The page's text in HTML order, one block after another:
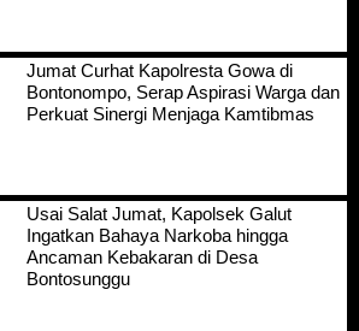
Jumat Curhat Kapolresta Gowa di
Bontonompo, Serap Aspirasi Warga dan
Perkuat Sinergi Menjaga Kamtibmas
Usai Salat Jumat, Kapolsek Galut
Ingatkan Bahaya Narkoba hingga
Ancaman Kebakaran di Desa
Bontosunggu